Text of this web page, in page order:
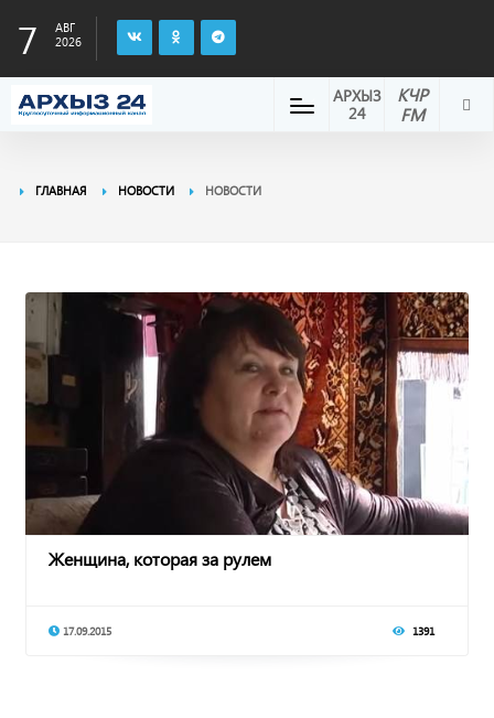
7
АВГ
2026
КЧР
FM
АРХЫЗ
24
ГЛАВНАЯ НОВОСТИ НОВОСТИ
Женщина, которая за рулем
17.09.2015 1391